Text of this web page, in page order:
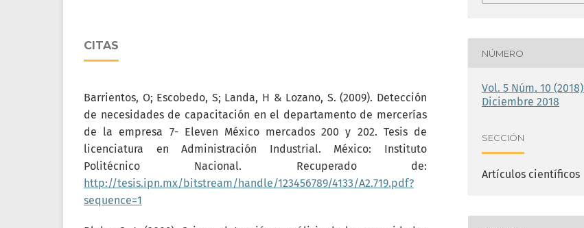
CITAS
Barrientos, O; Escobedo, S; Landa, H & Lozano, S. (2009). Detección
de necesidades de capacitación en el departamento de mercerías
de la empresa 7- Eleven México mercados 200 y 202. Tesis de
licenciatura en Administración Industrial. México: Instituto
Politécnico Nacional. Recuperado de:
http://tesis.ipn.mx/bitstream/handle/123456789/4133/A2.719.pdf?
sequence=1
NÚMERO
Vol. 5 Núm. 10
Diciembre 2018
SECCIÓN
Artículos científicos